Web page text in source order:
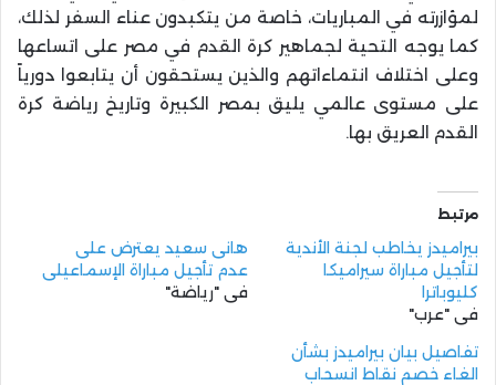
لمؤازرته في المباريات، خاصة من يتكبدون عناء السفر لذلك،
كما يوجه التحية لجماهير كرة القدم في مصر على اتساعها
وعلى اختلاف انتماءاتهم والذين يستحقون أن يتابعوا دورياً
على مستوى عالمي يليق بمصر الكبيرة وتاريخ رياضة كرة
القدم العريق بها.
مرتبط
بيراميدز يخاطب لجنة الأندية
لتأجيل مباراة سيراميكا
كليوباترا
في "عرب"
هانى سعيد يعترض على
عدم تأجيل مباراة الإسماعيلي
في "رياضة"
تفاصيل بيان بيراميدز بشأن
الغاء خصم نقاط انسحاب